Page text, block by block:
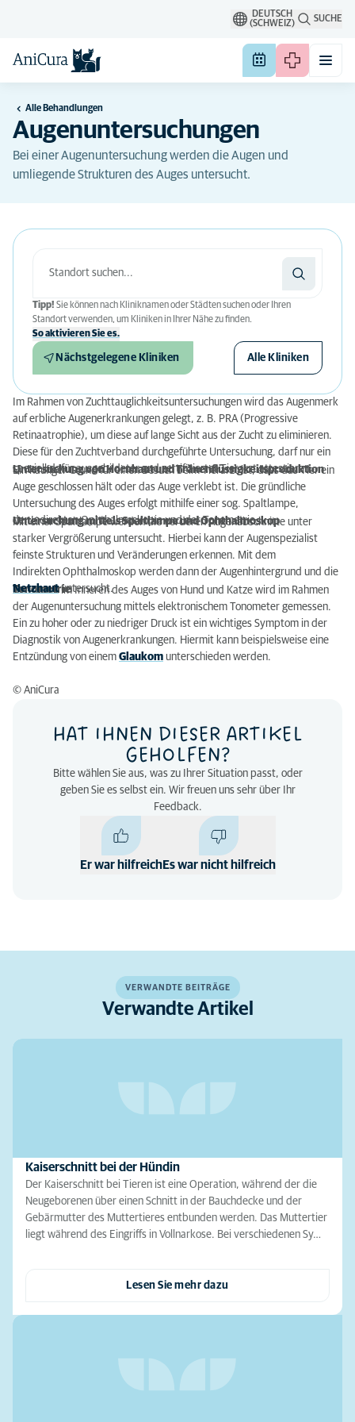
DEUTSCH
(SCHWEIZ)
SUCHE
Alle Behandlungen
Augenuntersuchungen
Bei einer Augenuntersuchung werden die Augen und
umliegende Strukturen des Auges untersucht.
Tipp! Sie können nach Kliniknamen oder Städten suchen oder Ihren
Standort verwenden, um Kliniken in Ihrer Nähe zu finden.
So aktivieren Sie es.
Nächstgelegene Kliniken Alle Kliniken
Im Rahmen von Zuchttauglichkeitsuntersuchungen wird das Augenmerk
auf erbliche Augenerkrankungen gelegt, z. B. PRA (Progressive
Retinaatrophie), um diese auf lange Sicht aus der Zucht zu eliminieren.
Diese für den Zuchtverband durchgeführte Untersuchung, darf nur ein
speziell dafür ausgebildeter und zertifizierter Tierarzt attestieren.
Untersuchung von Hornhaut und Tränenflüssigkeitsproduktion
Ein häufiger Grund für einen Besuch beim Tierarzt ist, dass das Tier ein
Auge geschlossen hält oder das Auge verklebt ist. Die gründliche
Untersuchung des Auges erfolgt mithilfe einer sog. Spaltlampe,
der Indirekten Ophthalmoskopie und der Tonometrie.
Untersuchung mittels Spaltlampe und Ophthalmoskop
Mit einer Spaltlampe werden die vorderen Augenabschnitte unter
starker Vergrößerung untersucht. Hierbei kann der Augenspezialist
feinste Strukturen und Veränderungen erkennen. Mit dem
Indirekten Ophthalmoskop werden dann der Augenhintergrund und die
Netzhautuntersucht.
Tonometrie
Der Druck im Inneren des Auges von Hund und Katze wird im Rahmen
der Augenuntersuchung mittels elektronischem Tonometer gemessen.
Ein zu hoher oder zu niedriger Druck ist ein wichtiges Symptom in der
Diagnostik von Augenerkrankungen. Hiermit kann beispielsweise eine
Entzündung von einem Glaukom unterschieden werden.
© AniCura
HAT IHNEN DIESER ARTIKEL
GEHOLFEN?
Bitte wählen Sie aus, was zu Ihrer Situation passt, oder
geben Sie es selbst ein. Wir freuen uns sehr über Ihr
Feedback.
Er war hilfreichEs war nicht hilfreich
VERWANDTE BEITRÄGE
Verwandte Artikel
Kaiserschnitt bei der Hündin
Der Kaiserschnitt bei Tieren ist eine Operation, während der die
Neugeborenen über einen Schnitt in der Bauchdecke und der
Gebärmutter des Muttertieres entbunden werden. Das Muttertier
liegt während des Eingriffs in Vollnarkose. Bei verschiedenen Sy…
Lesen Sie mehr dazu